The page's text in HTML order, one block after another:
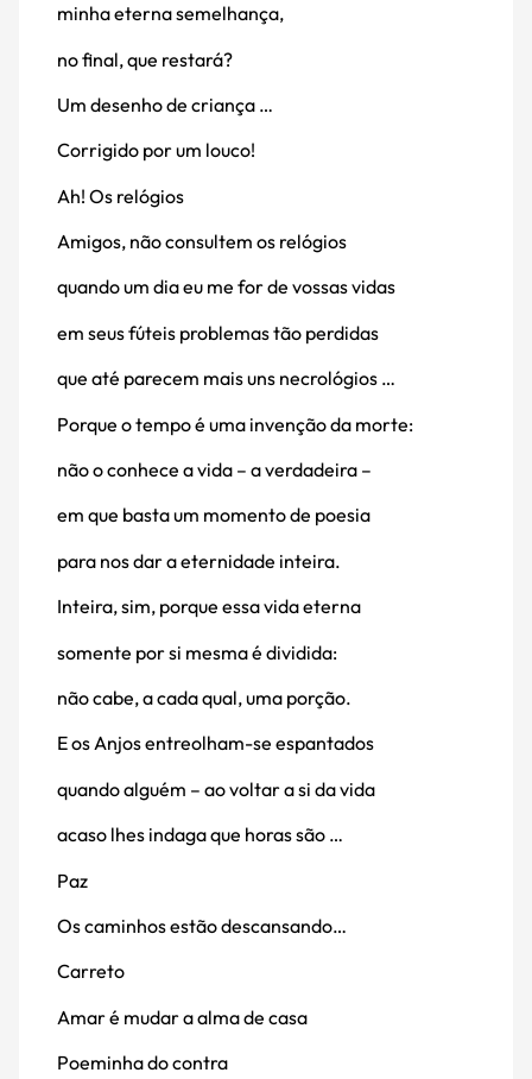
minha eterna semelhança,
no final, que restará?
Um desenho de criança …
Corrigido por um louco!
Ah! Os relógios
Amigos, não consultem os relógios
quando um dia eu me for de vossas vidas
em seus fúteis problemas tão perdidas
que até parecem mais uns necrológios …
Porque o tempo é uma invenção da morte:
não o conhece a vida – a verdadeira –
em que basta um momento de poesia
para nos dar a eternidade inteira.
Inteira, sim, porque essa vida eterna
somente por si mesma é dividida:
não cabe, a cada qual, uma porção.
E os Anjos entreolham-se espantados
quando alguém – ao voltar a si da vida ­
acaso lhes indaga que horas são …
Paz
Os caminhos estão descansando…
Carreto
Amar é mudar a alma de casa
Poeminha do contra